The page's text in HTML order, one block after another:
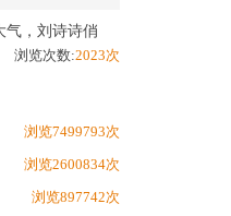
气，刘诗诗俏
浏览次数:2023次
浏览7499793次
浏览2600834次
浏览897742次